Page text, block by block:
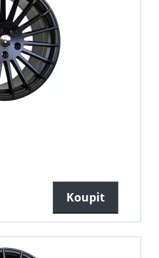
Koupit